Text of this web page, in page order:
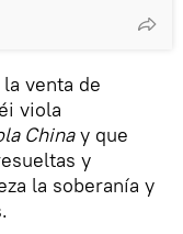
venta de
viola
Chinay que
y
la soberanía y